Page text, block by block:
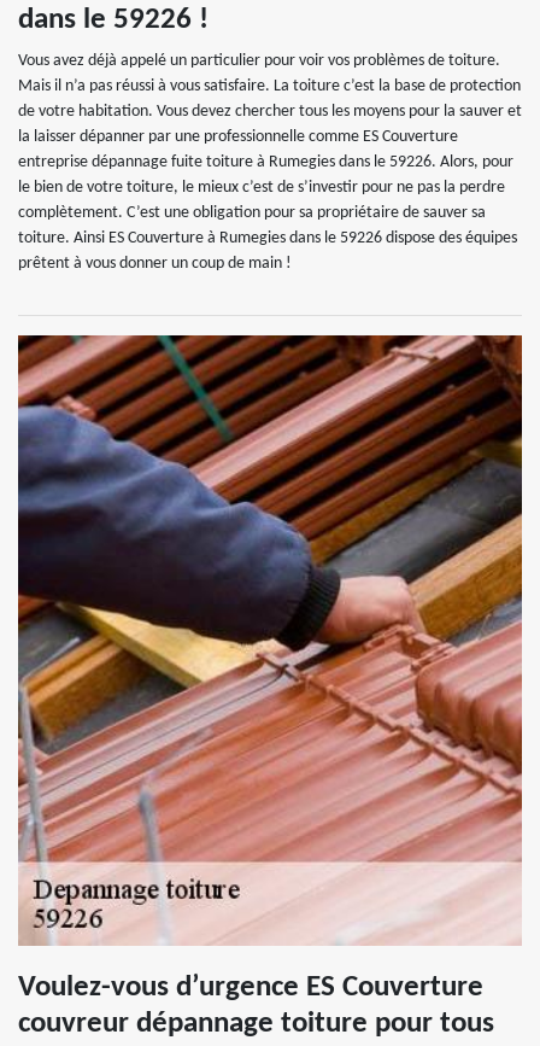
dans le 59226 !
Vous avez déjà appelé un particulier pour voir vos problèmes de toiture.
Mais il n’a pas réussi à vous satisfaire. La toiture c’est la base de protection
de votre habitation. Vous devez chercher tous les moyens pour la sauver et
la laisser dépanner par une professionnelle comme ES Couverture
entreprise dépannage fuite toiture à Rumegies dans le 59226. Alors, pour
le bien de votre toiture, le mieux c’est de s’investir pour ne pas la perdre
complètement. C’est une obligation pour sa propriétaire de sauver sa
toiture. Ainsi ES Couverture à Rumegies dans le 59226 dispose des équipes
prêtent à vous donner un coup de main !
Voulez-vous d’urgence ES Couverture
couvreur dépannage toiture pour tous